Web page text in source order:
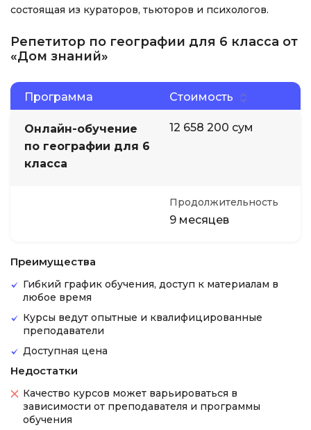
состоящая из кураторов, тьюторов и психологов.
Репетитор по географии для 6 класса от
«Дом знаний»
Программа Стоимость
Онлайн-обучение
по географии для 6
класса
12 658 200 сум
Продолжительность
9 месяцев
Преимущества
Гибкий график обучения, доступ к материалам в
любое время
Курсы ведут опытные и квалифицированные
преподаватели
Доступная цена
Недостатки
Качество курсов может варьироваться в
зависимости от преподавателя и программы
обучения